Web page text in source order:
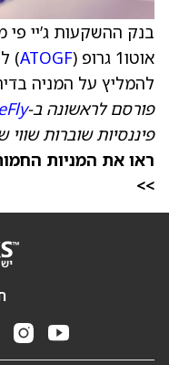
בנק ההשקעות ג’יי פי
אוטו1 גרופ (
ATOGF
להמליץ על המניה
פורסם לראשונה ב-
פיננסיות שוברות
>>